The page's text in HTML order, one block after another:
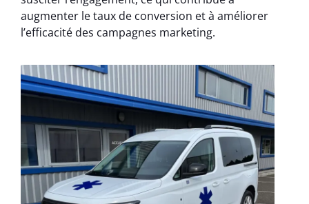
augmenter le taux de conversion et à améliorer
l’efficacité des campagnes marketing.